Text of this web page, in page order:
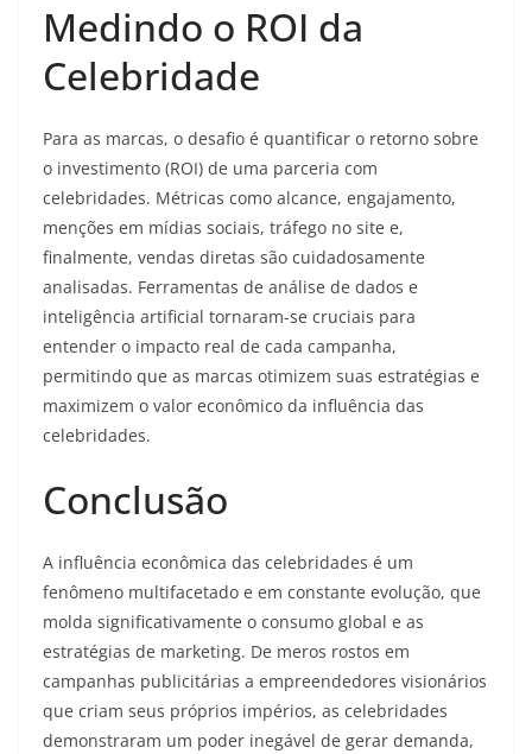
Medindo o ROI da
Celebridade
Para as marcas, o desafio é quantificar o retorno sobre
o investimento (ROI) de uma parceria com
celebridades. Métricas como alcance, engajamento,
menções em mídias sociais, tráfego no site e,
finalmente, vendas diretas são cuidadosamente
analisadas. Ferramentas de análise de dados e
inteligência artificial tornaram-se cruciais para
entender o impacto real de cada campanha,
permitindo que as marcas otimizem suas estratégias e
maximizem o valor econômico da influência das
celebridades.
Conclusão
A influência econômica das celebridades é um
fenômeno multifacetado e em constante evolução, que
molda significativamente o consumo global e as
estratégias de marketing. De meros rostos em
campanhas publicitárias a empreendedores visionários
que criam seus próprios impérios, as celebridades
demonstraram um poder inegável de gerar demanda,